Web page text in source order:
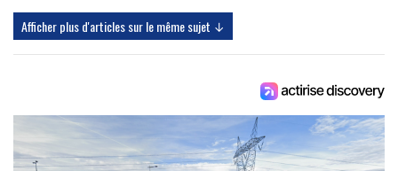
Afficher plus d'articles sur le même sujet ↓